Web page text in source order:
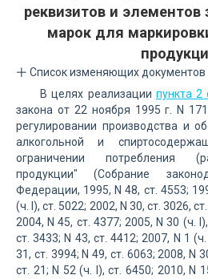
реквизитов и
марок для
Список изменяющих документов
В целях реализации пункта 2
закона от 22 ноября 1995 г. N
регулировании производства и
алкогольной и
ограничении потребления
продукции" (Собрание
Федерации, 1995, N 48, ст. 4553;
(ч. I), ст. 5022; 2002, N 30, ст. 3026,
2004, N 45, ст. 4377; 2005, N 30 (ч.
ст. 3433; N 43, ст. 4412; 2007, N 1
31, ст. 3994; N 49, ст. 6063; 2008, N
ст. 21; N 52 (ч. I), ст. 6450; 2010, N